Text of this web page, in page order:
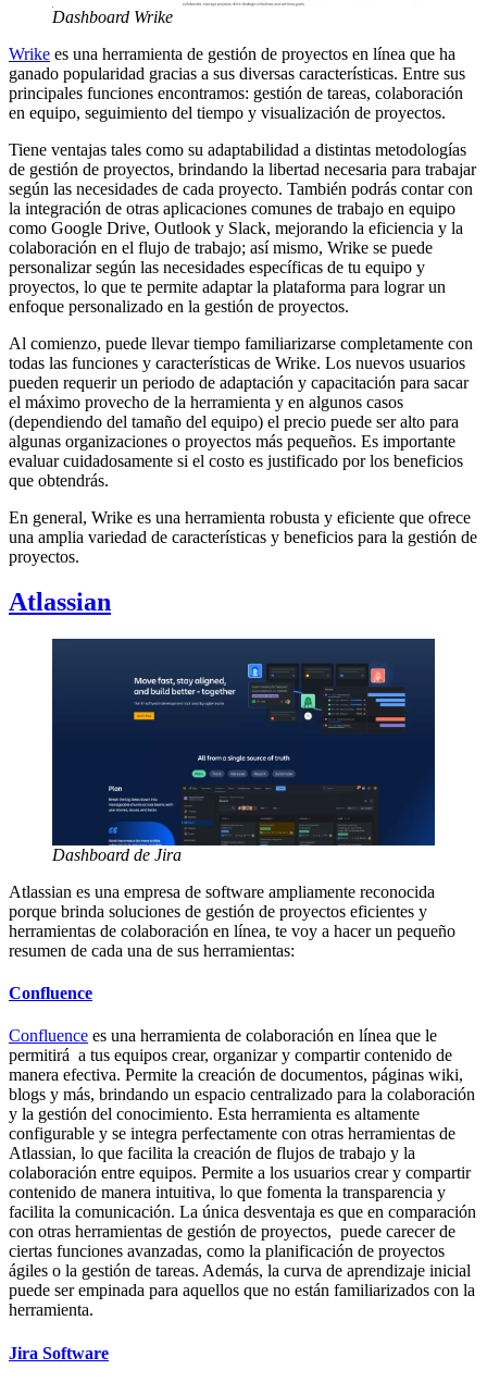
Dashboard Wrike
Wrike es una herramienta de gestión de proyectos en línea que ha
ganado popularidad gracias a sus diversas características. Entre sus
principales funciones encontramos: gestión de tareas, colaboración
en equipo, seguimiento del tiempo y visualización de proyectos.
Tiene ventajas tales como su adaptabilidad a distintas metodologías
de gestión de proyectos, brindando la libertad necesaria para trabajar
según las necesidades de cada proyecto. También podrás contar con
la integración de otras aplicaciones comunes de trabajo en equipo
como Google Drive, Outlook y Slack, mejorando la eficiencia y la
colaboración en el flujo de trabajo; así mismo, Wrike se puede
personalizar según las necesidades específicas de tu equipo y
proyectos, lo que te permite adaptar la plataforma para lograr un
enfoque personalizado en la gestión de proyectos.
Al comienzo, puede llevar tiempo familiarizarse completamente con
todas las funciones y características de Wrike. Los nuevos usuarios
pueden requerir un periodo de adaptación y capacitación para sacar
el máximo provecho de la herramienta y en algunos casos
(dependiendo del tamaño del equipo) el precio puede ser alto para
algunas organizaciones o proyectos más pequeños. Es importante
evaluar cuidadosamente si el costo es justificado por los beneficios
que obtendrás.
En general, Wrike es una herramienta robusta y eficiente que ofrece
una amplia variedad de características y beneficios para la gestión de
proyectos.
Atlassian
Dashboard de Jira
Atlassian es una empresa de software ampliamente reconocida
porque brinda soluciones de gestión de proyectos eficientes y
herramientas de colaboración en línea, te voy a hacer un pequeño
resumen de cada una de sus herramientas:
Confluence
Confluence es una herramienta de colaboración en línea que le
permitirá a tus equipos crear, organizar y compartir contenido de
manera efectiva. Permite la creación de documentos, páginas wiki,
blogs y más, brindando un espacio centralizado para la colaboración
y la gestión del conocimiento. Esta herramienta es altamente
configurable y se integra perfectamente con otras herramientas de
Atlassian, lo que facilita la creación de flujos de trabajo y la
colaboración entre equipos. Permite a los usuarios crear y compartir
contenido de manera intuitiva, lo que fomenta la transparencia y
facilita la comunicación. La única desventaja es que en comparación
con otras herramientas de gestión de proyectos, puede carecer de
ciertas funciones avanzadas, como la planificación de proyectos
ágiles o la gestión de tareas. Además, la curva de aprendizaje inicial
puede ser empinada para aquellos que no están familiarizados con la
herramienta.
Jira Software